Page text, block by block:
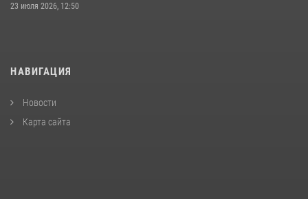
23 июля 2026, 12:50
НАВИГАЦИЯ
Новости
Карта сайта